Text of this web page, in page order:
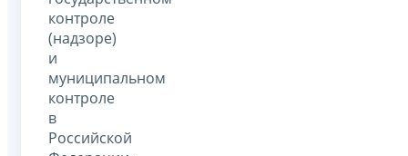
контроле
(надзоре)
и
муниципальном
контроле
в
Российской